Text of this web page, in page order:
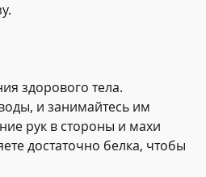
здорового тела.
и занимайтесь им
рук в стороны и махи
достаточно белка, чтобы